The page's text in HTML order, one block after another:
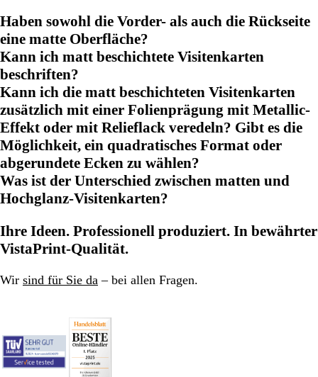
Haben sowohl die Vorder- als auch die Rückseite
eine matte Oberfläche?
Kann ich matt beschichtete Visitenkarten
beschriften?
Kann ich die matt beschichteten Visitenkarten
zusätzlich mit einer Folienprägung mit Metallic-
Effekt oder mit Relieflack veredeln? Gibt es die
Möglichkeit, ein quadratisches Format oder
abgerundete Ecken zu wählen?
Was ist der Unterschied zwischen matten und
Hochglanz-Visitenkarten?
Ihre Ideen. Professionell produziert. In bewährter
VistaPrint-Qualität.
Wir sind für Sie da – bei allen Fragen.